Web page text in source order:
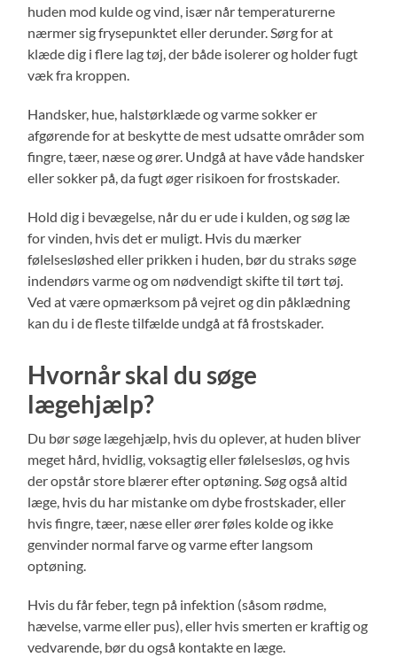
huden mod kulde og vind, især når temperaturerne
nærmer sig frysepunktet eller derunder. Sørg for at
klæde dig i flere lag tøj, der både isolerer og holder fugt
væk fra kroppen.
Handsker, hue, halstørklæde og varme sokker er
afgørende for at beskytte de mest udsatte områder som
fingre, tæer, næse og ører. Undgå at have våde handsker
eller sokker på, da fugt øger risikoen for frostskader.
Hold dig i bevægelse, når du er ude i kulden, og søg læ
for vinden, hvis det er muligt. Hvis du mærker
følelsesløshed eller prikken i huden, bør du straks søge
indendørs varme og om nødvendigt skifte til tørt tøj.
Ved at være opmærksom på vejret og din påklædning
kan du i de fleste tilfælde undgå at få frostskader.
Hvornår skal du søge
lægehjælp?
Du bør søge lægehjælp, hvis du oplever, at huden bliver
meget hård, hvidlig, voksagtig eller følelsesløs, og hvis
der opstår store blærer efter optøning. Søg også altid
læge, hvis du har mistanke om dybe frostskader, eller
hvis fingre, tæer, næse eller ører føles kolde og ikke
genvinder normal farve og varme efter langsom
optøning.
Hvis du får feber, tegn på infektion (såsom rødme,
hævelse, varme eller pus), eller hvis smerten er kraftig og
vedvarende, bør du også kontakte en læge.